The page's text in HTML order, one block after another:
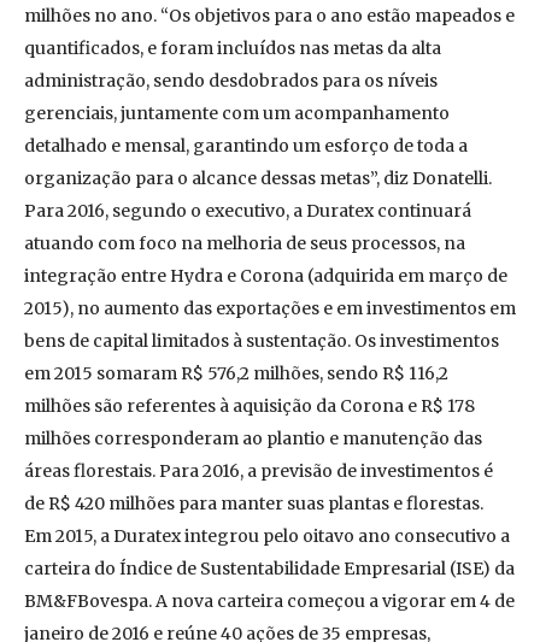
milhões no ano. “Os objetivos para o ano estão mapeados e
quantificados, e foram incluídos nas metas da alta
administração, sendo desdobrados para os níveis
gerenciais, juntamente com um acompanhamento
detalhado e mensal, garantindo um esforço de toda a
organização para o alcance dessas metas”, diz Donatelli.
Para 2016, segundo o executivo, a Duratex continuará
atuando com foco na melhoria de seus processos, na
integração entre Hydra e Corona (adquirida em março de
2015), no aumento das exportações e em investimentos em
bens de capital limitados à sustentação. Os investimentos
em 2015 somaram R$ 576,2 milhões, sendo R$ 116,2
milhões são referentes à aquisição da Corona e R$ 178
milhões corresponderam ao plantio e manutenção das
áreas florestais. Para 2016, a previsão de investimentos é
de R$ 420 milhões para manter suas plantas e florestas.
Em 2015, a Duratex integrou pelo oitavo ano consecutivo a
carteira do Índice de Sustentabilidade Empresarial (ISE) da
BM&FBovespa. A nova carteira começou a vigorar em 4 de
janeiro de 2016 e reúne 40 ações de 35 empresas,